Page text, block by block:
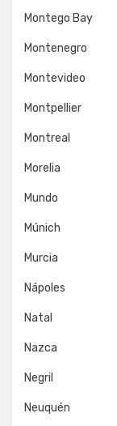
Montego Bay
Montenegro
Montevideo
Montpellier
Montreal
Morelia
Mundo
Múnich
Murcia
Nápoles
Natal
Nazca
Negril
Neuquén